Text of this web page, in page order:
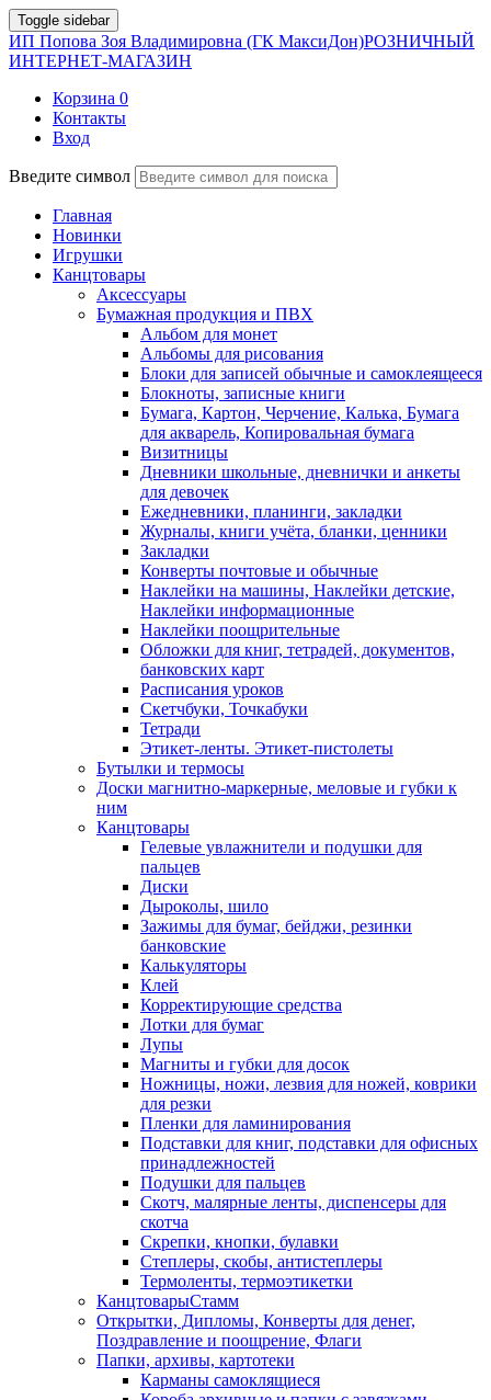
Toggle sidebar
ИП Попова Зоя Владимировна (ГК МаксиДон)РОЗНИЧНЫЙ
ИНТЕРНЕТ-МАГАЗИН
Корзина 0
Контакты
Вход
Введите символ
Главная
Новинки
Игрушки
Канцтовары
Аксессуары
Бумажная продукция и ПВХ
Альбом для монет
Альбомы для рисования
Блоки для записей обычные и самоклеящееся
Блокноты, записные книги
Бумага, Картон, Черчение, Калька, Бумага
для акварель, Копировальная бумага
Визитницы
Дневники школьные, дневнички и анкеты
для девочек
Ежедневники, планинги, закладки
Журналы, книги учёта, бланки, ценники
Закладки
Конверты почтовые и обычные
Наклейки на машины, Наклейки детские,
Наклейки информационные
Наклейки поощрительные
Обложки для книг, тетрадей, документов,
банковских карт
Расписания уроков
Скетчбуки, Точкабуки
Тетради
Этикет-ленты. Этикет-пистолеты
Бутылки и термосы
Доски магнитно-маркерные, меловые и губки к
ним
Канцтовары
Гелевые увлажнители и подушки для
пальцев
Диски
Дыроколы, шило
Зажимы для бумаг, бейджи, резинки
банковские
Калькуляторы
Клей
Корректирующие средства
Лотки для бумаг
Лупы
Магниты и губки для досок
Ножницы, ножи, лезвия для ножей, коврики
для резки
Пленки для ламинирования
Подставки для книг, подставки для офисных
принадлежностей
Подушки для пальцев
Скотч, малярные ленты, диспенсеры для
скотча
Скрепки, кнопки, булавки
Степлеры, скобы, антистеплеры
Термоленты, термоэтикетки
КанцтоварыСтамм
Открытки, Дипломы, Конверты для денег,
Поздравление и поощрение, Флаги
Папки, архивы, картотеки
Карманы самоклящиеся